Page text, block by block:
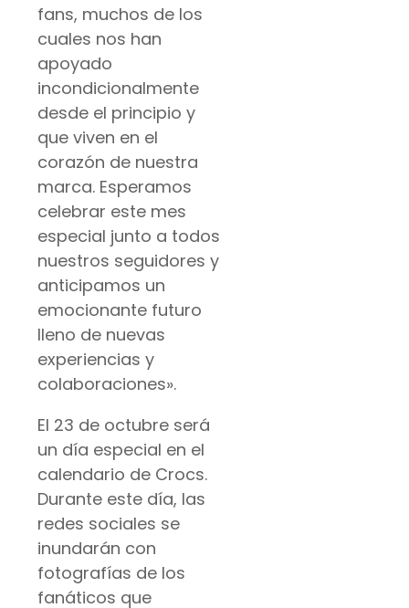
fans, muchos de los
cuales nos han
apoyado
incondicionalmente
desde el principio y
que viven en el
corazón de nuestra
marca. Esperamos
celebrar este mes
especial junto a todos
nuestros seguidores y
anticipamos un
emocionante futuro
lleno de nuevas
experiencias y
colaboraciones».
El 23 de octubre será
un día especial en el
calendario de Crocs.
Durante este día, las
redes sociales se
inundarán con
fotografías de los
fanáticos que